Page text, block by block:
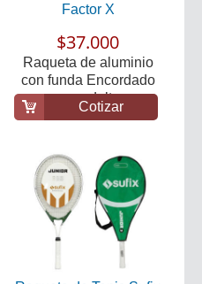
Factor X
$37.000
Raqueta de aluminio
con funda Encordado
para adultos
Cotizar